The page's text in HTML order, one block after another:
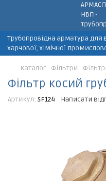
Трубопровідна арматура для
харчової, хімічної
Каталог Фільтри
Фільтр косий
Артикул: SF124 Написати